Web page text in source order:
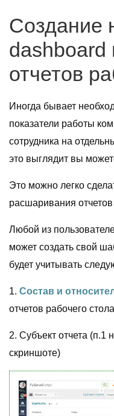
Создание
dashboard
отчетов
Иногда бывает
показатели работы
сотрудника на
это выглядит вы
Это можно легко
расшаривания отчетов
Любой из
может создать свой
будет учитывать
1. Состав и
отчетов рабочего стола
2. Субъект отчета (п.1
скриншоте)